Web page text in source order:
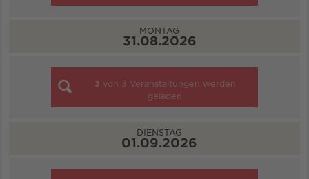
MONTAG
31.08.2026
3 von 3 Veranstaltungen werden
geladen
DIENSTAG
01.09.2026